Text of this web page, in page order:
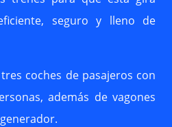
seguro y lleno de
coches de pasajeros con
además de vagones